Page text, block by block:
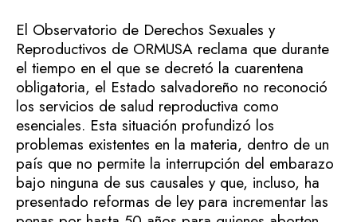
El Observatorio de Derechos Sexuales y
Reproductivos de ORMUSA reclama que durante
el tiempo en el que se decretó la cuarentena
obligatoria, el Estado salvadoreño no reconoció
los servicios de salud reproductiva como
esenciales. Esta situación profundizó los
problemas existentes en la materia, dentro de un
país que no permite la interrupción del embarazo
bajo ninguna de sus causales y que, incluso, ha
presentado reformas de ley para incrementar las